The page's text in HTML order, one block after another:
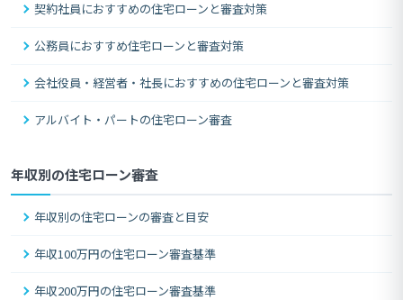
契約社員におすすめの住宅ローンと審査対策
公務員におすすめ住宅ローンと審査対策
会社役員・経営者・社長におすすめの住宅ローンと審査対策
アルバイト・パートの住宅ローン審査
年収別の住宅ローン審査
年収別の住宅ローンの審査と目安
年収100万円の住宅ローン審査基準
年収200万円の住宅ローン審査基準